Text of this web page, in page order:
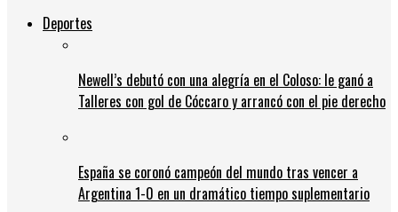
Deportes
Newell’s debutó con una alegría en el Coloso: le ganó a
Talleres con gol de Cóccaro y arrancó con el pie derecho
España se coronó campeón del mundo tras vencer a
Argentina 1-0 en un dramático tiempo suplementario